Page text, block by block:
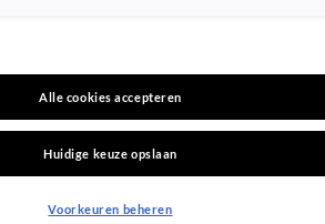
Alle cookies accepteren
Huidige keuze opslaan
Voorkeuren beheren